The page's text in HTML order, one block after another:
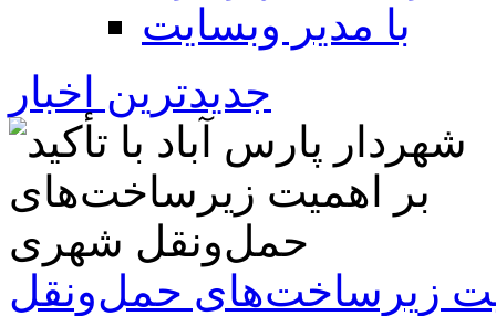
با مدیر وبسایت
جدیدترین اخبار
زیرساخت‌های حمل‌ونقل